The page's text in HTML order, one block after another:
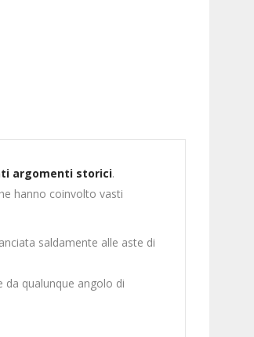
argomenti storici.
hanno coinvolto vasti
saldamente alle aste di
qualunque angolo di